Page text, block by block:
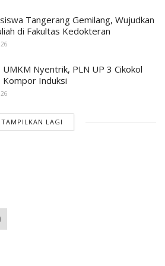
Tangerang Gemilang, Wujudkan
di Fakultas Kedokteran
Nyentrik, PLN UP 3 Cikokol
Kompor Induksi
TAMPILKAN LAGI